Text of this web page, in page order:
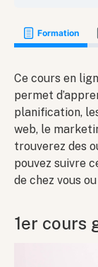
Formation
Ce cours en
permet
planification,
web, le
trouverez des
pouvez suivre
de chez vous
1er cours